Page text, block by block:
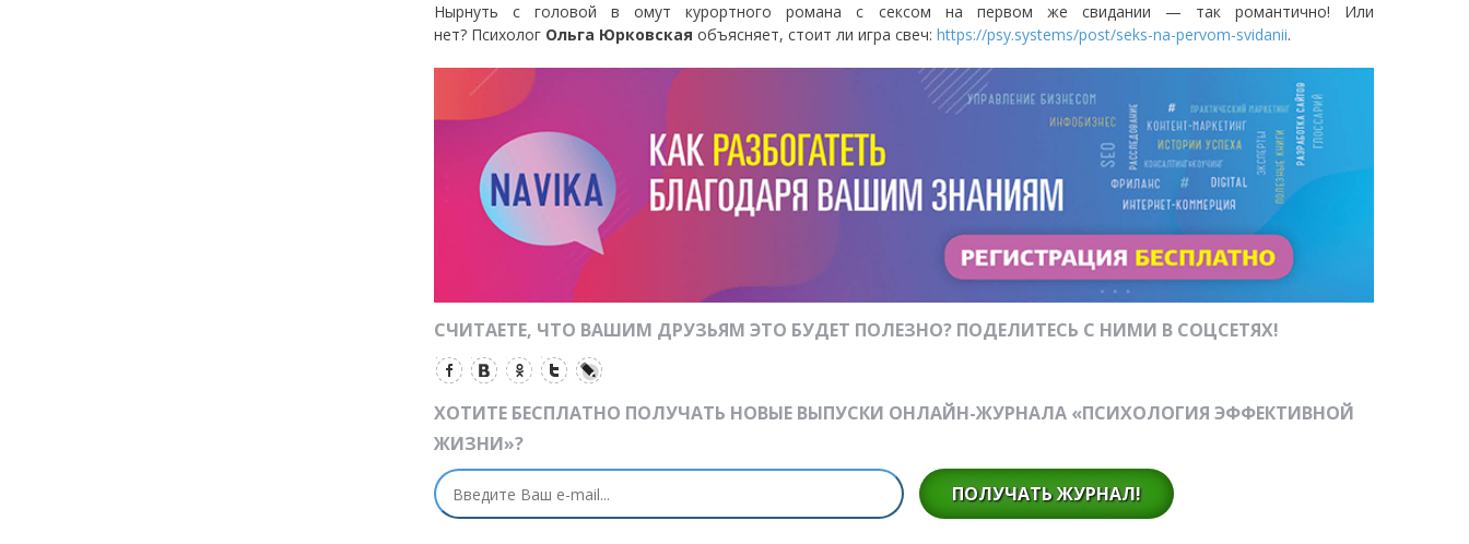
Нырнуть с головой в омут курортного романа с сексом на первом же свидании — так романтично! Или
нет? Психолог Ольга Юрковская объясняет, стоит ли игра свеч: https://psy.systems/post/seks-na-pervom-svidanii.
СЧИТАЕТЕ, ЧТО ВАШИМ ДРУЗЬЯМ ЭТО БУДЕТ ПОЛЕЗНО? ПОДЕЛИТЕСЬ С НИМИ В СОЦСЕТЯХ!
ХОТИТЕ БЕСПЛАТНО ПОЛУЧАТЬ НОВЫЕ ВЫПУСКИ ОНЛАЙН-ЖУРНАЛА «ПСИХОЛОГИЯ ЭФФЕКТИВНОЙ
ЖИЗНИ»?
ПОЛУЧАТЬ ЖУРНАЛ!